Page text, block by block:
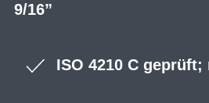
9/16”
ISO 4210 C